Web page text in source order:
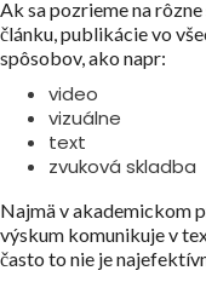
Ak sa pozrieme na
článku, publikácie vo
spôsobov, ako napr:
video
vizuálne
text
zvuková skladba
Najmä v akademickom
výskum komunikuje v
často to nie je